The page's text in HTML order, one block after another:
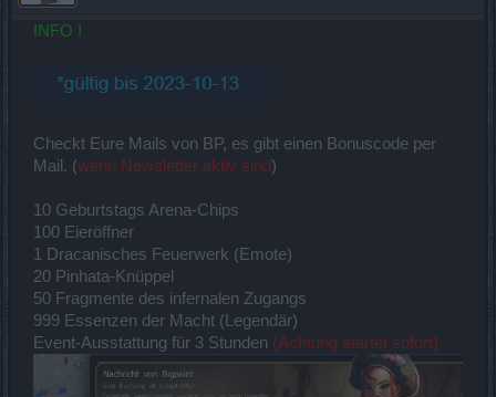
INFO !
Checkt Eure Mails von BP, es gibt einen Bonuscode per
Mail. (wenn Newsletter aktiv sind)
10 Geburtstags Arena-Chips
100 Eieröffner
1 Dracanisches Feuerwerk (Emote)
20 Pinhata-Knüppel
50 Fragmente des infernalen Zugangs
999 Essenzen der Macht (Legendär)
Event-Ausstattung für 3 Stunden (Achtung startet sofort)